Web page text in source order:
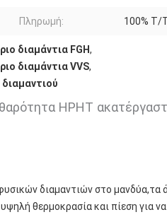
Πληρωμή: 100% T/
διαμάντια FGH,
διαμάντια VVS,
HPHT
διαμαντιών στο μανδύα,τα
θερμοκρασία και πίεση για